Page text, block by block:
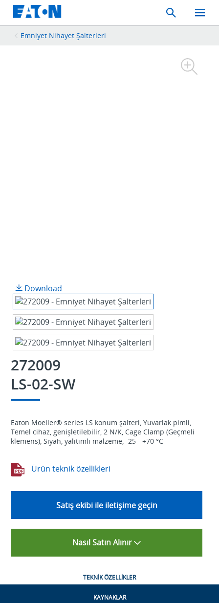
Search
Toggle
Mobile
Emniyet Nihayet Şalterleri
Download
272009
LS-02-SW
Eaton Moeller® series LS konum şalteri, Yuvarlak pimli,
Temel cihaz, genişletilebilir, 2 N/K, Cage Clamp (Geçmeli
klemens), Siyah, yalıtımlı malzeme, -25 - +70 °C
Ürün teknik özellikleri
Satış ekibi ile iletişime geçin
Nasıl Satın Alınır
TEKNIK ÖZELLIKLER
KAYNAKLAR